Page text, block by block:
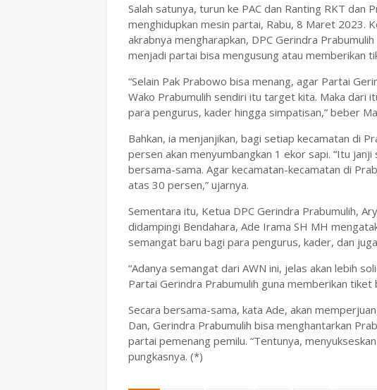
Salah satunya, turun ke PAC dan Ranting RKT dan
menghidupkan mesin partai, Rabu, 8 Maret 2023.
akrabnya mengharapkan, DPC Gerindra
menjadi partai bisa mengusung atau memberikan
“Selain Pak Prabowo bisa menang, agar Partai
Wako Prabumulih sendiri itu target kita. Maka dari
para pengurus, kader hingga simpatisan,” beber
Bahkan, ia menjanjikan, bagi setiap kecamatan di
persen akan menyumbangkan 1 ekor sapi. “Itu
bersama-sama. Agar kecamatan-kecamatan di
atas 30 persen,” ujarnya.
Sementara itu, Ketua DPC Gerindra Prabumulih,
didampingi Bendahara, Ade Irama SH MH
semangat baru bagi para pengurus, kader, dan
“Adanya semangat dari AWN ini, jelas akan lebih
Partai Gerindra Prabumulih guna memberikan tiket
Secara bersama-sama, kata Ade, akan
Dan, Gerindra Prabumulih bisa menghantarkan
partai pemenang pemilu. “Tentunya,
pungkasnya. (*)